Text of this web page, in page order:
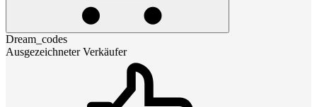
Dream_codes
Ausgezeichneter Verkäufer